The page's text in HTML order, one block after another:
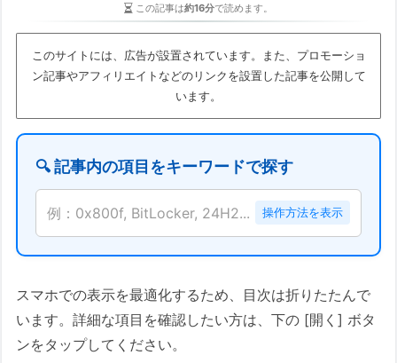
この記事は約16分で読めます。
このサイトには、広告が設置されています。また、プロモーショ
ン記事やアフィリエイトなどのリンクを設置した記事を公開して
います。
🔍 記事内の項目をキーワードで探す
例：0x800f, BitLocker, 24H2... 操作方法を表示
スマホでの表示を最適化するため、目次は折りたたんで
います。詳細な項目を確認したい方は、下の [開く] ボタ
ンをタップしてください。